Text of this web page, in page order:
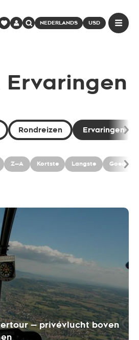
NEDERLANDS USD
Rondreizen Ervaringen
Z—A Kortste Langste
— privévlucht boven